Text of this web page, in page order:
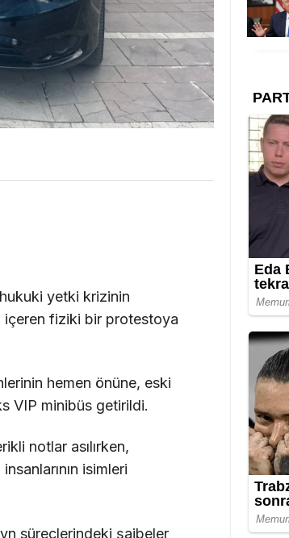
yetki krizinin
içeren fiziki bir protestoya
hemen önüne, eski
VIP minibüs getirildi.
notlar asılırken,
isimleri
süreçlerindeki şaibeler